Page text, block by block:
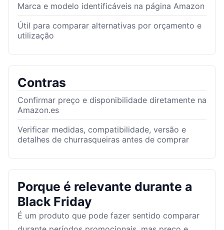
Marca e modelo identificáveis na página Amazon
Útil para comparar alternativas por orçamento e
utilização
Contras
Confirmar preço e disponibilidade diretamente na
Amazon.es
Verificar medidas, compatibilidade, versão e
detalhes de churrasqueiras antes de comprar
Porque é relevante durante a
Black Friday
É um produto que pode fazer sentido comparar